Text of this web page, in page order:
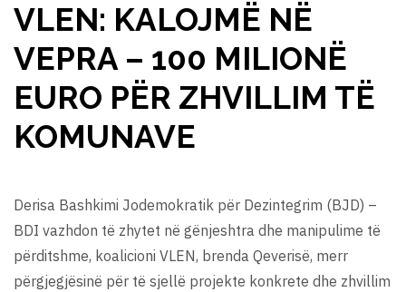
VLEN: KALOJMË NË
VEPRA – 100 MILIONË
EURO PËR ZHVILLIM TË
KOMUNAVE
Derisa Bashkimi Jodemokratik për Dezintegrim (BJD) –
BDI vazhdon të zhytet në gënjeshtra dhe manipulime të
përditshme, koalicioni VLEN, brenda Qeverisë, merr
përgjegjësinë për të sjellë projekte konkrete dhe zhvillim